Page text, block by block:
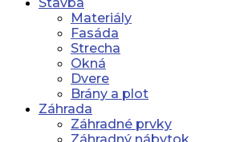
Materiály
Fasáda
Strecha
Okná
Dvere
Brány a plot
Záhrada
Záhradné prvky